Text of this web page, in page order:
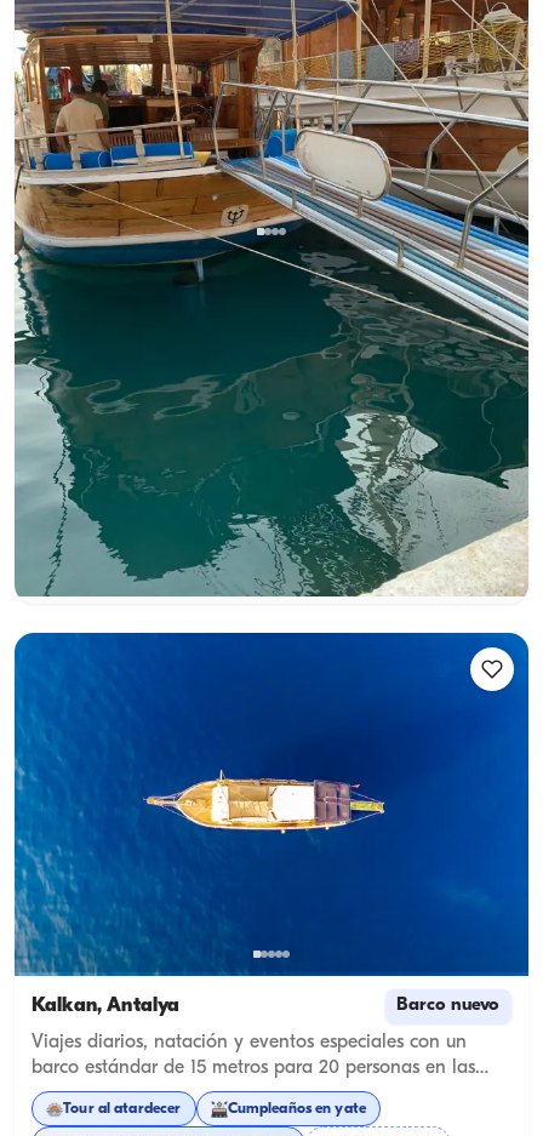
Kalkan, Antalya Barco nuevo
Alquiler de Día Completo, Tours al Atardecer y
Celebraciones Especiales Inolvidables en un Goleta
Estándar de 15 Metros para 12 Personas en las Aguas
Claras de Kalkan
Tour al atardecer Cumpleaños en yate
Propuesta de Matrimonio en Yate +3 paquetes mas
Goleta
Navegacion 12 Pers. · 15.00m
Mas bajo
43.197 TL Ver disponibilidad y precio
Kalkan, Antalya Barco nuevo
Viajes diarios, natación y eventos especiales con un
barco estándar de 15 metros para 20 personas en las
aguas turquesas de Kalkan
Tour al atardecer Cumpleaños en yate